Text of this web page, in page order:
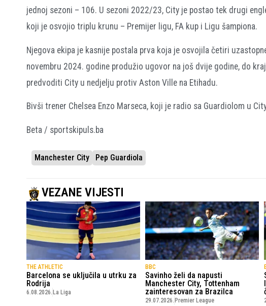
jednoj sezoni – 106. U sezoni 2022/23, City je postao tek drugi
koji je osvojio triplu krunu – Premijer ligu, FA kup i Ligu šampiona.
Njegova ekipa je kasnije postala prva koja je osvojila četiri
novembru 2024. godine produžio ugovor na još dvije godine, do
predvoditi City u nedjelju protiv Aston Ville na Etihadu.
Bivši trener Chelsea Enzo Marseca, koji je radio sa Guardiolom u
Beta / sportskipuls.ba
Manchester City Pep Guardiola
VEZANE VIJESTI
THE ATHLETIC
Barcelona se uključila u utrku za
Rodrija
6.08.2026. La Liga
BBC
Savinho želi da napusti
Manchester City, Tottenham
zainteresovan za Brazilca
29.07.2026. Premier League